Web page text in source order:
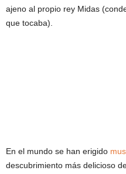
ajeno al propio rey Midas
que tocaba).
En el mundo se han erigido
descubrimiento más delicioso